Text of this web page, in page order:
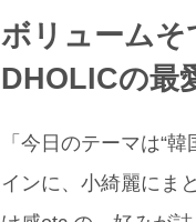
ボリューム
DHOLICの最
「今日のテーマは“
インに、小綺麗にま